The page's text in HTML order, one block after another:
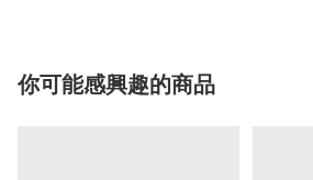
你可能感興趣的商品